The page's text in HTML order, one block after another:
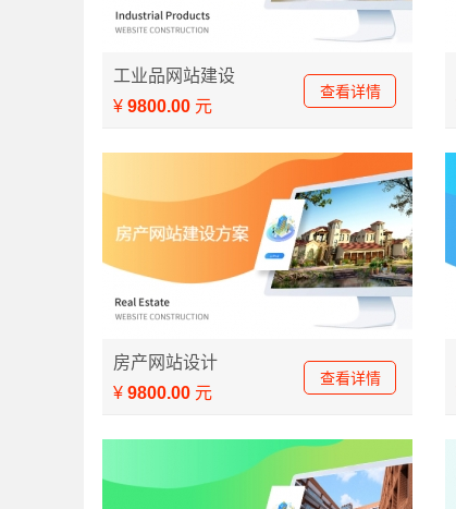
工业品网站建设方案
工业品网站建设
¥ 9800.00 元
查看详情
房产网站设计方案
房产网站设计
¥ 9800.00 元
查看详情